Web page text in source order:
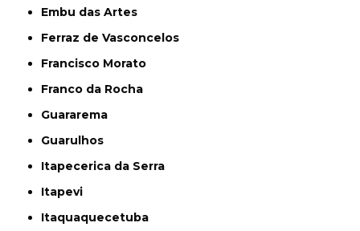
Embu das Artes
Ferraz de Vasconcelos
Francisco Morato
Franco da Rocha
Guararema
Guarulhos
Itapecerica da Serra
Itapevi
Itaquaquecetuba